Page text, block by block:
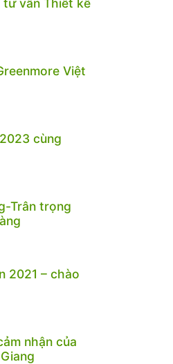
tư vấn Thiết kế
Việt
cùng
Trân trọng
2021 – chào
nhận của